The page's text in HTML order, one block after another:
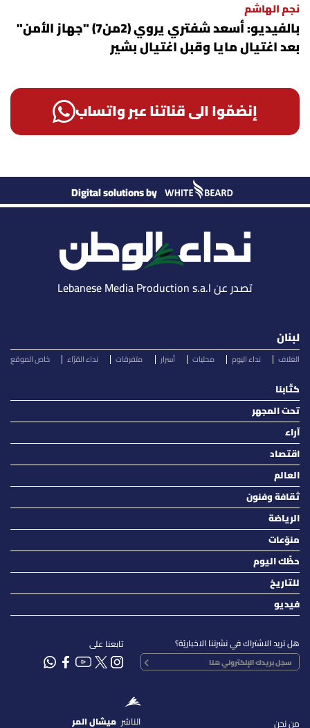
نجم الهاشم
بالفيديو: أسعد شفتري يروي (2من7) "جهاز الأمن"
بعد اغتيال مايا وقبل اغتيال بشير
إنضمّوا الى قناتنا عبر واتساب
Digital solutions by
تصدر عن Lebanese Media Production s.a.l
لبنان
الغلاف نداء اليوم محليات أسرار متفرقات نداء القرّاء خاص الموقع
كتّابنا
تحت المجهر
آراء
اقتصاد
العالم
ثقافة وفنون
الرياضة
منوّعات
حظّك اليوم
للتاريخ
فيديو
هل تريد الاشتراك في نشرتنا الاخباريّة؟ تابعنا على
من نحن الناشر ميشال المر